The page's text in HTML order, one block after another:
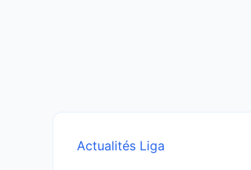
Actualités Liga